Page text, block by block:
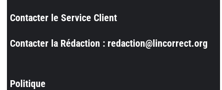
Contacter le Service Client
Contacter la Rédaction : redaction@lincorrect.org
Politique